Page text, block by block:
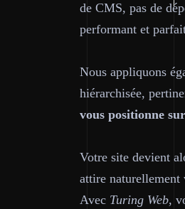
de CMS, pas de
performant et
Nous appliquons
hiérarchisée,
vous positionne
Votre site devient
attire naturellement
Avec Turing Web,